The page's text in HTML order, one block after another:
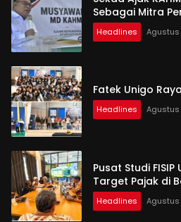
Sebagai Mitra
Headlines Agustus
Fatek Unigo
Headlines Agustus
Pusat Studi
Target Pajak di
Headlines Agustus